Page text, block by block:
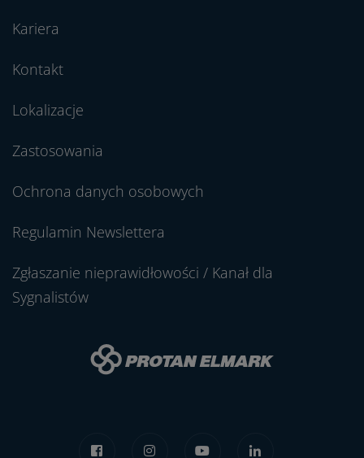
Kariera
Kontakt
Lokalizacje
Zastosowania
Ochrona danych osobowych
Regulamin Newslettera
Zgłaszanie nieprawidłowości / Kanał dla
Sygnalistów